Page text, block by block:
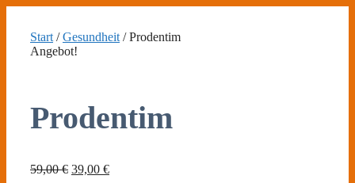
springen
Start /Gesundheit / Prodentim
Angebot!
Prodentim
59,00€ Ursprünglicher
39,00 €Aktueller